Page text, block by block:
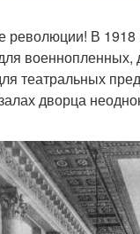
революции! В
военнопленных,
театральных
дворца